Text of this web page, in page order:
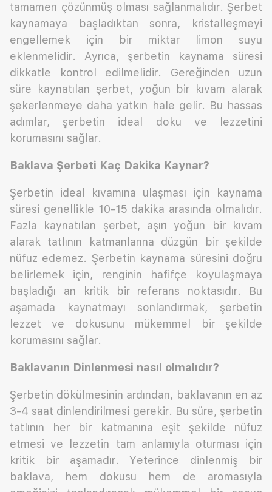
tamamen çözünmüş olması sağlanmalıdır. Şerbet
kaynamaya başladıktan sonra, kristalleşmeyi
engellemek için bir miktar limon suyu
eklenmelidir. Ayrıca, şerbetin kaynama süresi
dikkatle kontrol edilmelidir. Gereğinden uzun
süre kaynatılan şerbet, yoğun bir kıvam alarak
şekerlenmeye daha yatkın hale gelir. Bu hassas
adımlar, şerbetin ideal doku ve lezzetini
korumasını sağlar.
Baklava Şerbeti Kaç Dakika Kaynar?
Şerbetin ideal kıvamına ulaşması için kaynama
süresi genellikle 10-15 dakika arasında olmalıdır.
Fazla kaynatılan şerbet, aşırı yoğun bir kıvam
alarak tatlının katmanlarına düzgün bir şekilde
nüfuz edemez. Şerbetin kaynama süresini doğru
belirlemek için, renginin hafifçe koyulaşmaya
başladığı an kritik bir referans noktasıdır. Bu
aşamada kaynatmayı sonlandırmak, şerbetin
lezzet ve dokusunu mükemmel bir şekilde
korumasını sağlar.
Baklavanın Dinlenmesi nasıl olmalıdır?
Şerbetin dökülmesinin ardından, baklavanın en az
3-4 saat dinlendirilmesi gerekir. Bu süre, şerbetin
tatlının her bir katmanına eşit şekilde nüfuz
etmesi ve lezzetin tam anlamıyla oturması için
kritik bir aşamadır. Yeterince dinlenmiş bir
baklava, hem dokusu hem de aromasıyla